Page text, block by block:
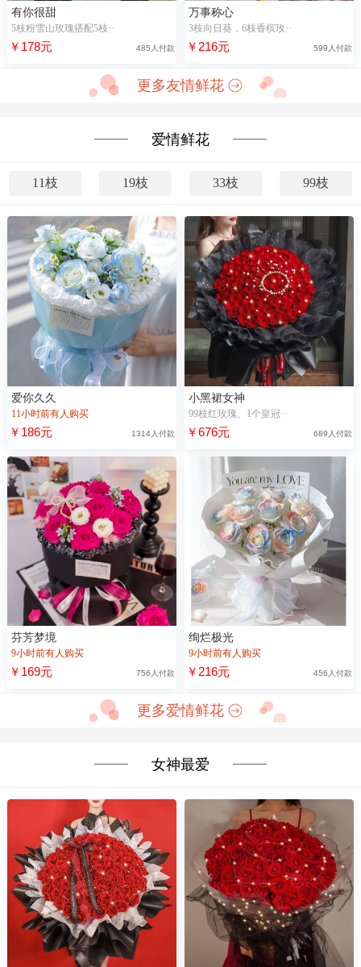
有你很甜
5枝粉雪山玫瑰搭配5枝··
￥178元 485人付款
万事称心
3枝向日葵，6枝香槟玫··
￥216元 599人付款
更多友情鲜花
爱情鲜花
11枝 19枝 33枝 99枝
爱你久久
11小时前有人购买
￥186元 1314人付款
小黑裙女神
99枝红玫瑰、1个皇冠··
￥676元 689人付款
芬芳梦境
9小时前有人购买
￥169元 756人付款
绚烂极光
9小时前有人购买
￥216元 456人付款
更多爱情鲜花
女神最爱